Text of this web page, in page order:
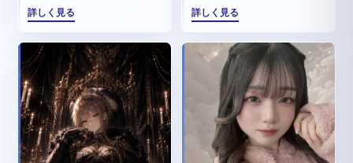
詳しく見る 詳しく見る